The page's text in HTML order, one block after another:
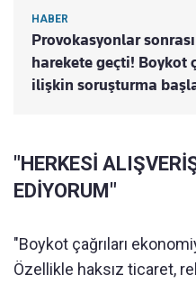
HABER
Provokasyonlar sonrası
harekete geçti! Boykot
ilişkin soruşturma
"HERKESİ
EDİYORUM"
"Boykot çağrıları
Özellikle haksız ticaret,